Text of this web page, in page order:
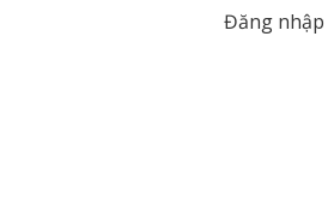
Đăng nhập